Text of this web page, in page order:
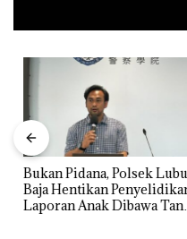
Bukan Pidana, Polsek Lubuk
Baja Hentikan Penyelidikan
Laporan Anak Dibawa Tanpa